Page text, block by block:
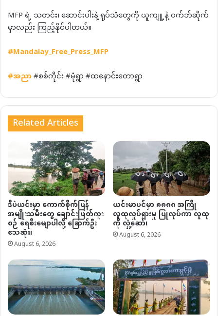
MFP ရဲ့ သတင်း၊ ဆောင်းပါးနဲ့ ရုပ်သံတွေကို ယူကျူ့နဲ့ ဝက်ဘ်ဆိုက်
မှာလည်း ကြည့်နိုင်ပါတယ်။
#Mandalay_Free_Press_MFP
#အညာ#စစ်ကိုင်း #မုံရွာ #ထနောင်းတောရွာ
Related Articles
ဒီပဲယင်းမှာ ကောက်စိုက်ပြန်
အမျိုးသမီးတွေ ချောင်းဖြတ်ကူး
စဉ် ရေစီးမျောပါလို့ ခြောက်ဦး
သေဆုံး၊
August 6, 2026
ယင်းမာပင်မှာ ၈၈၈၈ အကြို
လူထုလှုပ်ရှားမှု ပြုလုပ်ကာ လူထု
ကို လှုံ့ဆော်၊
August 6, 2026